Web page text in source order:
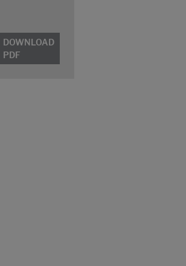
DOWNLOAD
PDF